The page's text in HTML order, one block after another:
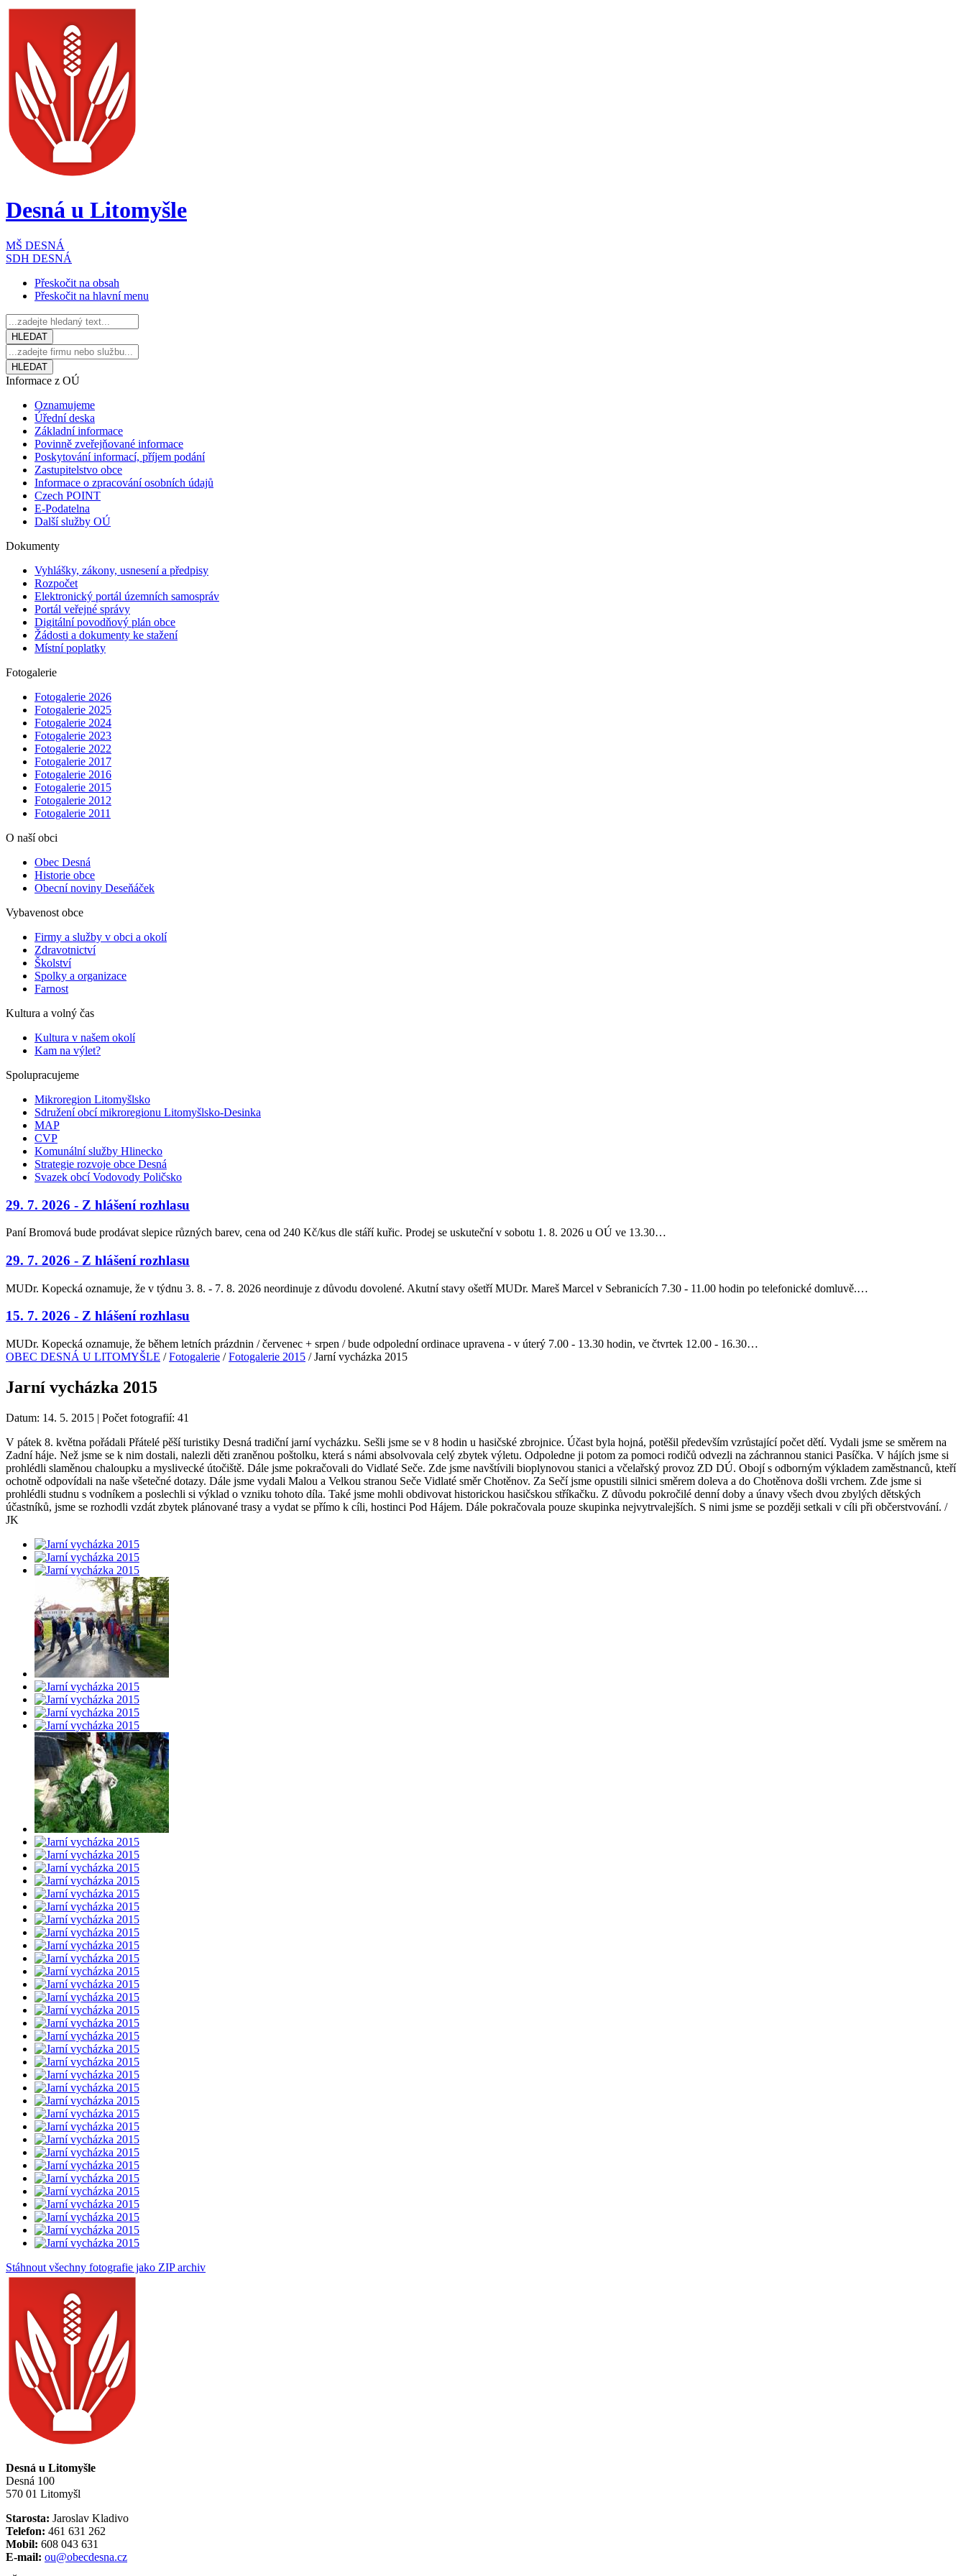
Desná u Litomyšle
MŠ DESNÁ
SDH DESNÁ
Přeskočit na obsah
Přeskočit na hlavní menu
Informace z OÚ
Oznamujeme
Úřední deska
Základní informace
Povinně zveřejňované informace
Poskytování informací, příjem podání
Zastupitelstvo obce
Informace o zpracování osobních údajů
Czech POINT
E-Podatelna
Další služby OÚ
Dokumenty
Vyhlášky, zákony, usnesení a předpisy
Rozpočet
Elektronický portál územních samospráv
Portál veřejné správy
Digitální povodňový plán obce
Žádosti a dokumenty ke stažení
Místní poplatky
Fotogalerie
Fotogalerie 2026
Fotogalerie 2025
Fotogalerie 2024
Fotogalerie 2023
Fotogalerie 2022
Fotogalerie 2017
Fotogalerie 2016
Fotogalerie 2015
Fotogalerie 2012
Fotogalerie 2011
O naší obci
Obec Desná
Historie obce
Obecní noviny Deseňáček
Vybavenost obce
Firmy a služby v obci a okolí
Zdravotnictví
Školství
Spolky a organizace
Farnost
Kultura a volný čas
Kultura v našem okolí
Kam na výlet?
Spolupracujeme
Mikroregion Litomyšlsko
Sdružení obcí mikroregionu Litomyšlsko-Desinka
MAP
CVP
Komunální služby Hlinecko
Strategie rozvoje obce Desná
Svazek obcí Vodovody Poličsko
29. 7. 2026 - Z hlášení rozhlasu
Paní Bromová bude prodávat slepice různých barev, cena od 240 Kč/kus dle stáří kuřic. Prodej se uskuteční v sobotu 1. 8. 2026 u OÚ ve 13.30…
29. 7. 2026 - Z hlášení rozhlasu
MUDr. Kopecká oznamuje, že v týdnu 3. 8. - 7. 8. 2026 neordinuje z důvodu dovolené. Akutní stavy ošetří MUDr. Mareš Marcel v Sebranicích 7.30 - 11.00 hodin po telefonické domluvě.…
15. 7. 2026 - Z hlášení rozhlasu
MUDr. Kopecká oznamuje, že během letních prázdnin / červenec + srpen / bude odpolední ordinace upravena - v úterý 7.00 - 13.30 hodin, ve čtvrtek 12.00 - 16.30…
OBEC DESNÁ U LITOMYŠLE /Fotogalerie /Fotogalerie 2015 / Jarní vycházka 2015
Jarní vycházka 2015
Datum: 14. 5. 2015 | Počet fotografií: 41
V pátek 8. května pořádali Přátelé pěší turistiky Desná tradiční jarní vycházku. Sešli jsme se v 8 hodin u hasičské zbrojnice. Účast byla hojná, potěšil především vzrůstající počet dětí. Vydali jsme se směrem na
Zadní háje. Než jsme se k nim dostali, nalezli děti zraněnou poštolku, která s námi absolvovala celý zbytek výletu. Odpoledne ji potom za pomoci rodičů odvezli na záchrannou stanici Pasíčka. V hájích jsme si
prohlédli slaměnou chaloupku a myslivecké útočiště. Dále jsme pokračovali do Vidlaté Seče. Zde jsme navštívili bioplynovou stanici a včelařský provoz ZD DÚ. Obojí s odborným výkladem zaměstnanců, kteří
ochotně odpovídali na naše všetečné dotazy. Dále jsme vydali Malou a Velkou stranou Seče Vidlaté směr Chotěnov. Za Sečí jsme opustili silnici směrem doleva a do Chotěnova došli vrchem. Zde jsme si
prohlédli studnu s vodníkem a poslechli si výklad o vzniku tohoto díla. Také jsme mohli obdivovat historickou hasičskou stříkačku. Z důvodu pokročilé denní doby a únavy všech dvou zbylých dětských
účastníků, jsme se rozhodli vzdát zbytek plánované trasy a vydat se přímo k cíli, hostinci Pod Hájem. Dále pokračovala pouze skupinka nejvytrvalejších. S nimi jsme se později setkali v cíli při občerstvování. /
JK
Stáhnout všechny fotografie jako ZIP archiv
Desná u Litomyšle
Desná 100
570 01 Litomyšl
Starosta: Jaroslav Kladivo
Telefon: 461 631 262
Mobil: 608 043 631
E-mail: ou@obecdesna.cz